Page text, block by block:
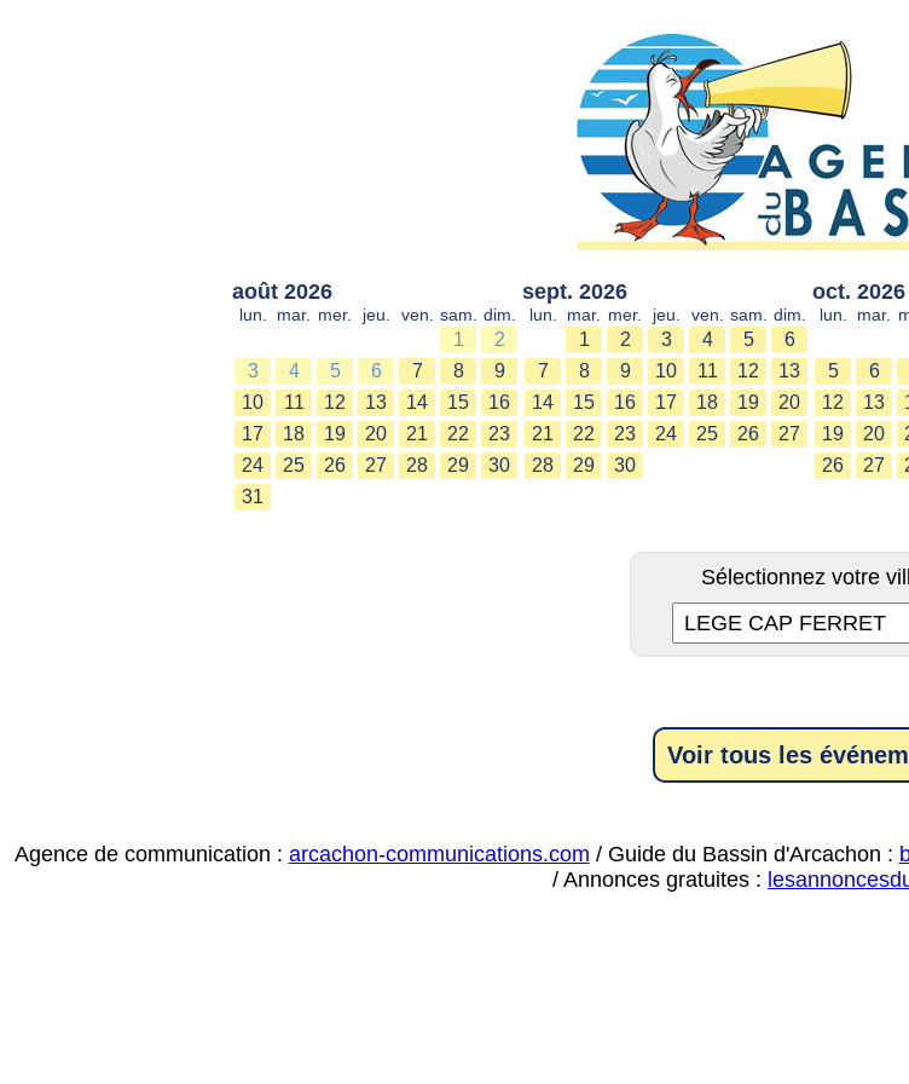
août 2026
lun. mar. mer. jeu. ven. sam. dim.
1
2
3
4 5 6 7 8
9
10
11 12 13 14 15
16
17
18 19 20 21 22
23
24
25 26 27 28 29
30
31
sept. 2026
lun. mar. mer. jeu. ven. sam. dim.
1 2 3 4 5
6
7
8 9 10 11 12
13
14
15 16 17 18 19
20
21
22 23 24 25 26
27
28
29 30
oct. 2026
lun. mar.
5
6
12
13
19
20
26
27
Sélectionnez votre
Voir tous les
Agence de communication : arcachon-communications.com / Guide du Bassin d'Arcachon :
/ Annonces gratuites :